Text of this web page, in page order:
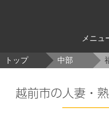
北海道東北
北海道
青森
岩手
宮城
秋田
山形
福島
関東
茨城
栃木
群馬
埼玉
千葉
東京
神奈川
中部
新潟
富山
石川
福井
山梨
長野
岐阜
静岡
愛知
近畿
三重
滋賀
京都
大阪
兵庫
奈良
和歌山
中国四国
鳥取
島根
岡山
広島
山口
徳島
香川
愛媛
高知
九州沖縄
福岡
佐賀
長崎
熊本
大分
宮崎
鹿児島
沖縄
トップ 中部
越前市の人妻・